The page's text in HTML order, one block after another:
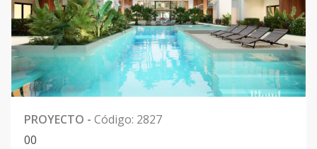
PROYECTO - Código: 2827
00